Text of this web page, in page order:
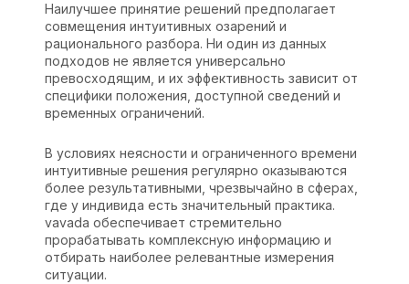
Наилучшее принятие решений предполагает
совмещения интуитивных озарений и
рационального разбора. Ни один из данных
подходов не является универсально
превосходящим, и их эффективность зависит от
специфики положения, доступной сведений и
временных ограничений.
В условиях неясности и ограниченного времени
интуитивные решения регулярно оказываются
более результативными, чрезвычайно в сферах,
где у индивида есть значительный практика.
vavada обеспечивает стремительно
прорабатывать комплексную информацию и
отбирать наиболее релевантные измерения
ситуации.